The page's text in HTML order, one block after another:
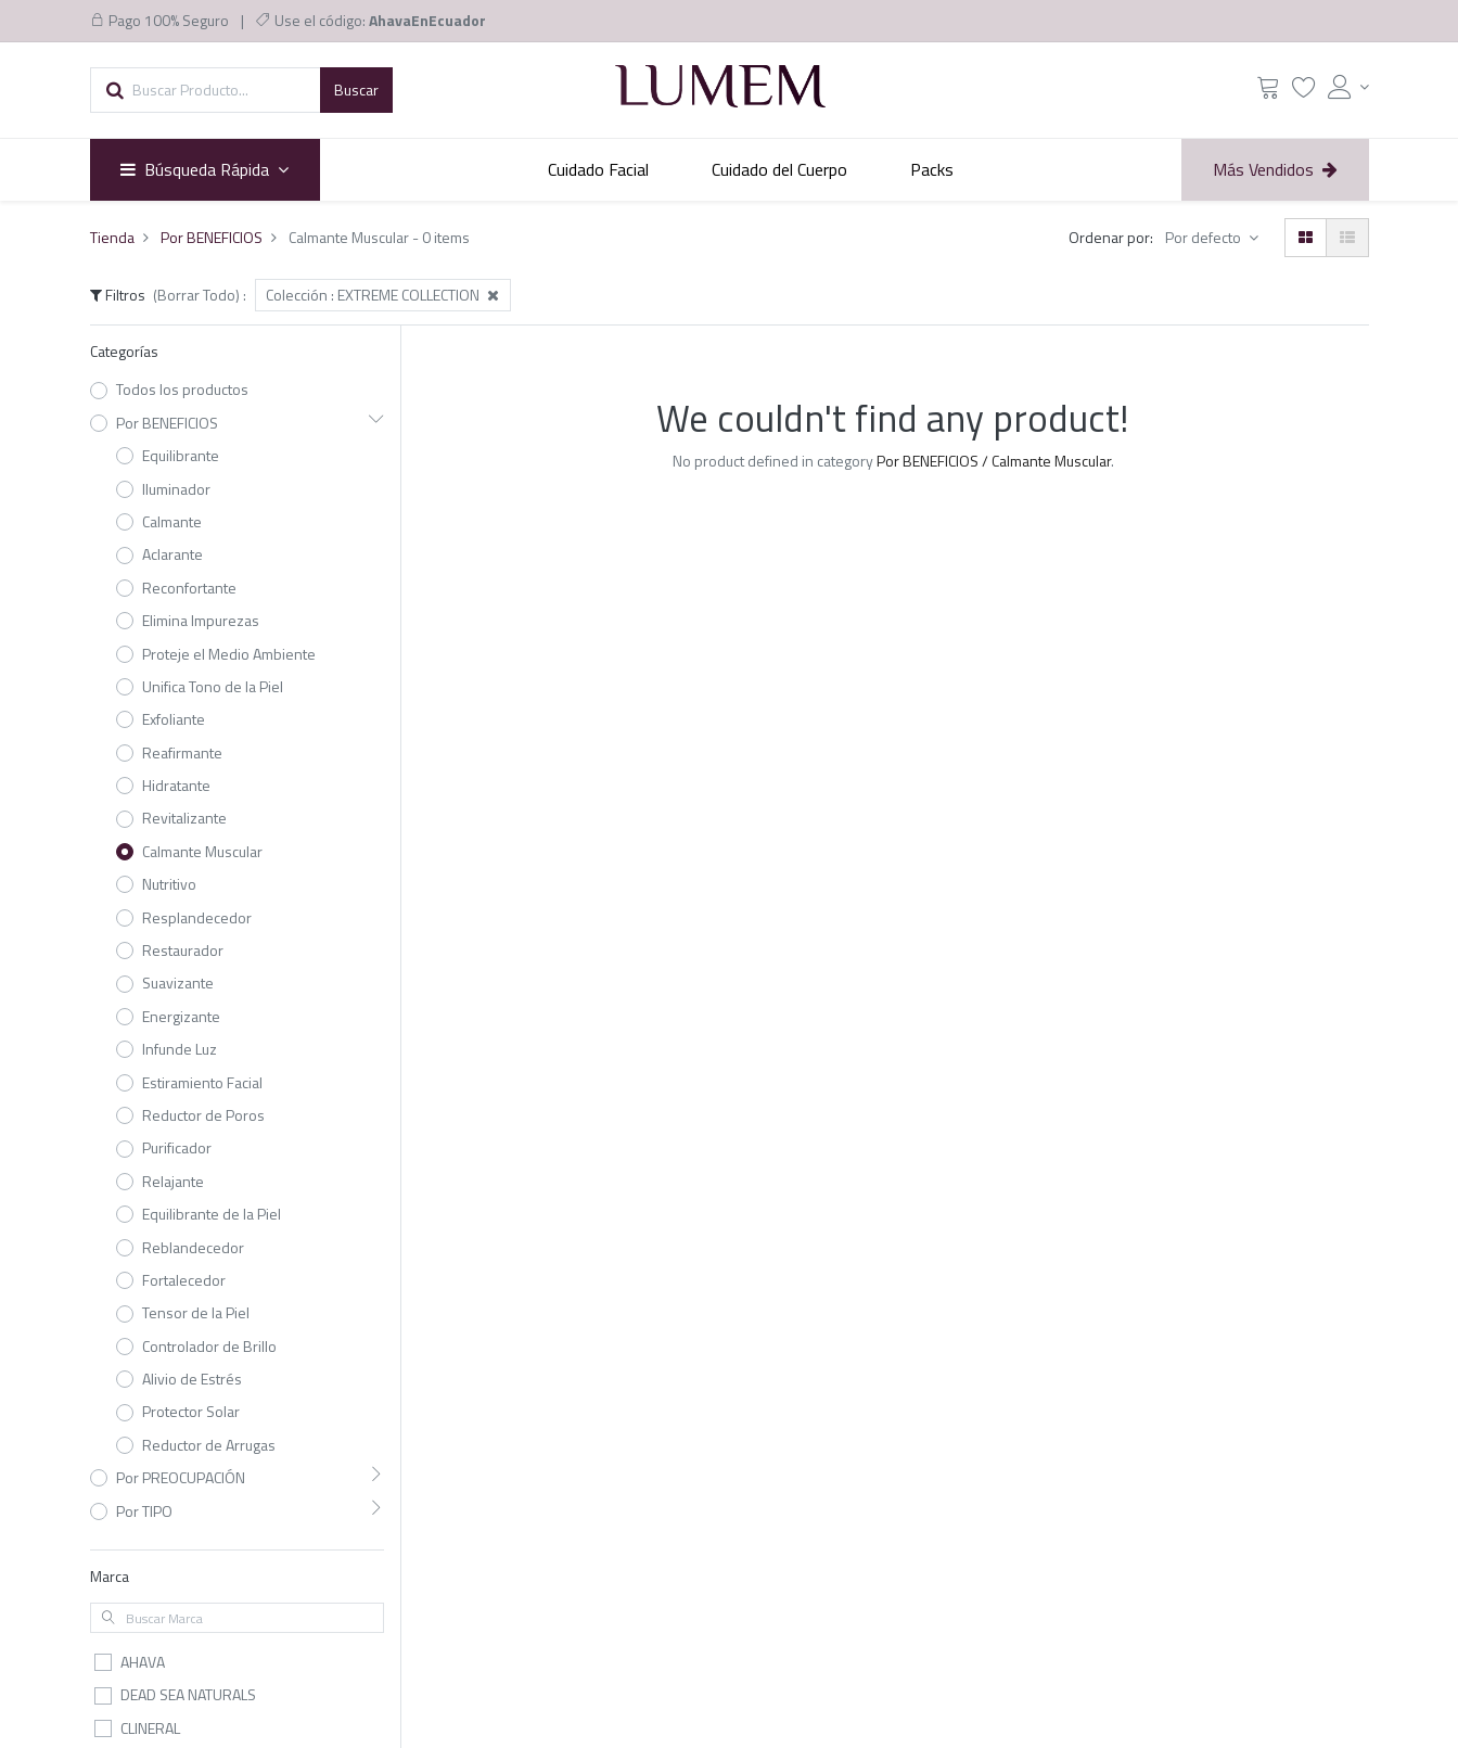
Pago 100% Seguro | Use el código:AhavaEnEcuador
Buscar
Búsqueda Rápida Cuidado Facial Cuidado del Cuerpo Packs Más Vendidos
Tienda Por BENEFICIOS Calmante Muscular- 0 items Ordenar por: Por defecto
Filtros (Borrar Todo) : Colección : EXTREME COLLECTION
Categorías
Todos los productos
Por BENEFICIOS
Equilibrante
Iluminador
Calmante
Aclarante
Reconfortante
Elimina Impurezas
Proteje el Medio Ambiente
Unifica Tono de la Piel
Exfoliante
Reafirmante
Hidratante
Revitalizante
Calmante Muscular
Nutritivo
Resplandecedor
Restaurador
Suavizante
Energizante
Infunde Luz
Estiramiento Facial
Reductor de Poros
Purificador
Relajante
Equilibrante de la Piel
Reblandecedor
Fortalecedor
Tensor de la Piel
Controlador de Brillo
Alivio de Estrés
Protector Solar
Reductor de Arrugas
Por PREOCUPACIÓN
Por TIPO
Marca
AHAVA
DEAD SEA NATURALS
CLINERAL
We couldn't find any product!
No product defined in categoryPor BENEFICIOS / Calmante Muscular.